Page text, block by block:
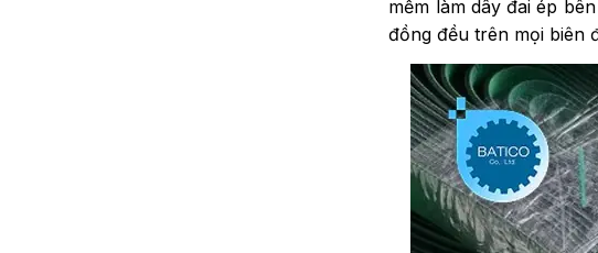
mềm làm dây đai ép
đồng đều trên mọi biên